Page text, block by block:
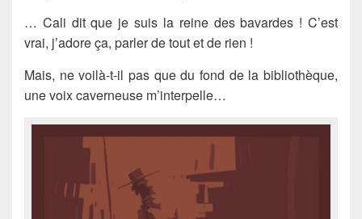
… Cali dit que je suis la reine des bavardes ! C’est
vrai, j’adore ça, parler de tout et de rien !
Mais, ne voilà-t-il pas que du fond de la bibliothèque,
une voix caverneuse m’interpelle…